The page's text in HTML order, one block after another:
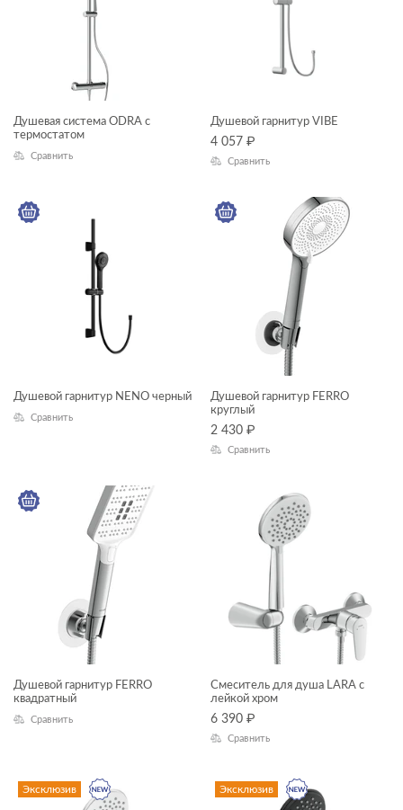
CLASSIC RIBBLE
COLOUR
CREA
ESTETICA
GEOMETRY
JOANNA
LINK PRO
LORENA
LOUNA
MELAR
MILLE
MODUO
MONOLITH
Душевая система ODRA с
термостатом
Сравнить
Душевой гарнитур VIBE
4 057 ₽
Сравнить
Душевой гарнитур NENO черный
Сравнить
Душевой гарнитур FERRO
круглый
2 430 ₽
Сравнить
Душевой гарнитур FERRO
квадратный
Сравнить
Смеситель для душа LARA с
лейкой хром
6 390 ₽
Сравнить
Эксклюзив Эксклюзив